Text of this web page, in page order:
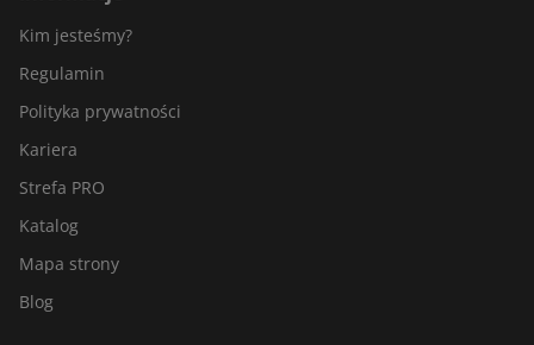
Kim jesteśmy?
Regulamin
Polityka prywatności
Kariera
Strefa PRO
Katalog
Mapa strony
Blog